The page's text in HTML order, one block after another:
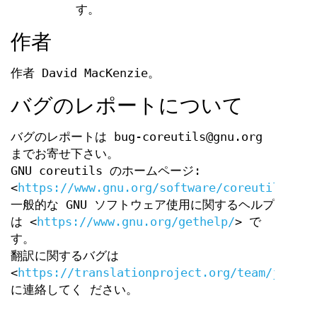
す。
作者
作者 David MacKenzie。
バグのレポートについて
バグのレポートは bug-coreutils@gnu.org
までお寄せ下さい。
GNU coreutils のホームページ:
<https://www.gnu.org/software/coreutils/
一般的な GNU ソフトウェア使用に関するヘルプ
は <https://www.gnu.org/gethelp/> で
す。
翻訳に関するバグは
<https://translationproject.org/team/
に連絡してく ださい。